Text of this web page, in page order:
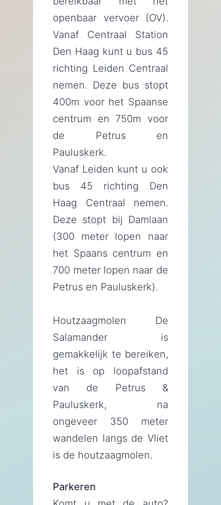
openbaar vervoer (OV).
Vanaf Centraal Station
Den Haag kunt u bus 45
richting Leiden Centraal
nemen. Deze bus stopt
400m voor het Spaanse
centrum en 750m voor
de Petrus en
Pauluskerk.
Vanaf Leiden kunt u ook
bus 45 richting Den
Haag Centraal nemen.
Deze stopt bij Damlaan
(300 meter lopen naar
het Spaans centrum en
700 meter lopen naar de
Petrus en Pauluskerk).
Houtzaagmolen De
Salamander is
gemakkelijk te bereiken,
het is op loopafstand
van de Petrus &
Pauluskerk, na
ongeveer 350 meter
wandelen langs de Vliet
is de houtzaagmolen.
Parkeren